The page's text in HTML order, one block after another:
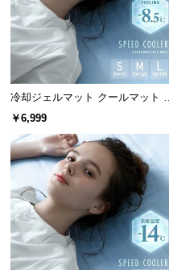
冷却ジェルマット クールマット プ
レミアムタイプ
￥6,999